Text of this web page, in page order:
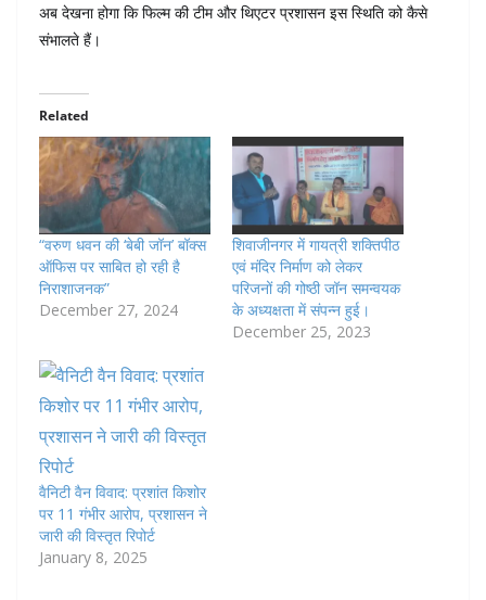
अब देखना होगा कि फिल्म की टीम और थिएटर प्रशासन इस स्थिति को कैसे
संभालते हैं।
Related
“वरुण धवन की ‘बेबी जॉन’ बॉक्स
ऑफिस पर साबित हो रही है
निराशाजनक”
December 27, 2024
शिवाजीनगर में गायत्री शक्तिपीठ
एवं मंदिर निर्माण को लेकर
परिजनों की गोष्ठी जॉन समन्वयक
के अध्यक्षता में संपन्न हुई।
December 25, 2023
वैनिटी वैन विवाद: प्रशांत किशोर
पर 11 गंभीर आरोप, प्रशासन ने
जारी की विस्तृत रिपोर्ट
January 8, 2025